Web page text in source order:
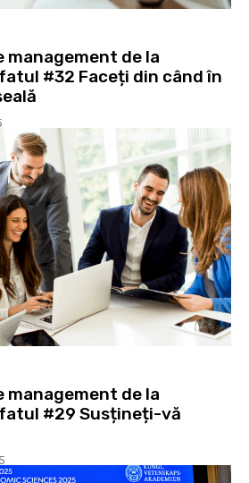
management de la
#32 Faceți din când în
management de la
#29 Susțineți-vă